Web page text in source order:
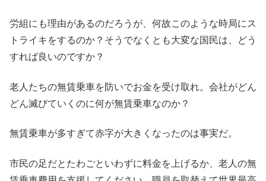
労組にも理由があるのだろうが、何故このような時局にス
トライキをするのか？そうでなくとも大変な国民は、どう
すれば良いのですか？
老人たちの無賃乗車を防いでお金を受け取れ。会社がどん
どん滅びていくのに何が無賃乗車なのか？
無賃乗車が多すぎて赤字が大きくなったのは事実だ。
市民の足だとたわごといわずに料金を上げるか、老人の無